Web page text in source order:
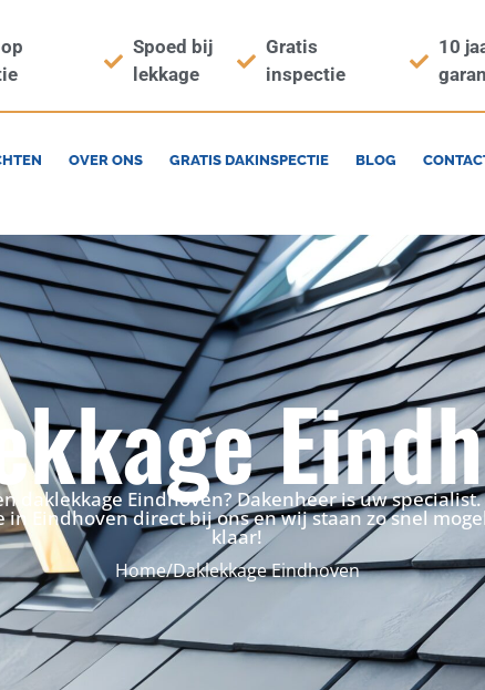
Spoed bij
lekkage
Gratis
inspectie
10
OVER ONS GRATIS DAKINSPECTIE BLOG
daklekkage Eindhoven? Dakenheer is uw
in Eindhoven direct bij ons en wij staan zo snel
klaar!
Home/Daklekkage Eindhoven